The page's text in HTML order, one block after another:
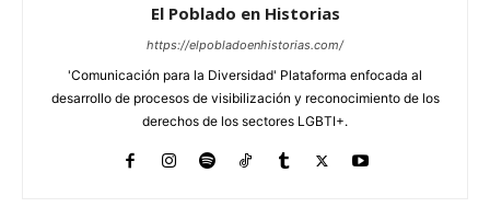
El Poblado en Historias
https://elpobladoenhistorias.com/
'Comunicación para la Diversidad' Plataforma enfocada al
desarrollo de procesos de visibilización y reconocimiento de los
derechos de los sectores LGBTI+.